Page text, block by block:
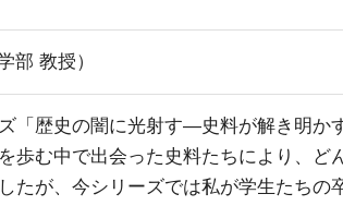
部 教授）
「歴史の闇に光射す―史料が解き明
歩む中で出会った史料たちにより、ど
たが、今シリーズでは私が学生たちの